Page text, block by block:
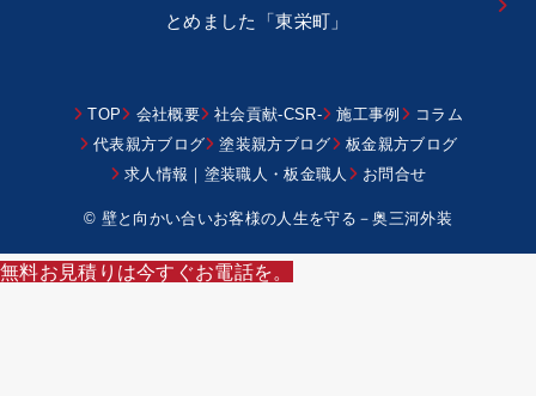
とめました「東栄町」
TOP 会社概要 社会貢献-CSR- 施工事例
コラム
代表親方ブログ
塗装親方ブログ
板金親方ブログ
求人情報｜塗装職人・板金職人
お問合せ
© 壁と向かい合いお客様の人生を守る－奥三河外装
無料お見積りは今すぐお電話を。